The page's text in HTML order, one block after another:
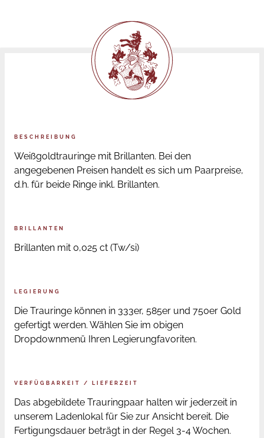
BESCHREIBUNG
Weißgoldtrauringe mit Brillanten. Bei den
angegebenen Preisen handelt es sich um Paarpreise,
d.h. für beide Ringe inkl. Brillanten.
BRILLANTEN
Brillanten mit 0,025 ct (Tw/si)
LEGIERUNG
Die Trauringe können in 333er, 585er und 750er Gold
gefertigt werden. Wählen Sie im obigen
Dropdownmenü Ihren Legierungfavoriten.
VERFÜGBARKEIT / LIEFERZEIT
Das abgebildete Trauringpaar halten wir jederzeit in
unserem Ladenlokal für Sie zur Ansicht bereit. Die
Fertigungsdauer beträgt in der Regel 3-4 Wochen.